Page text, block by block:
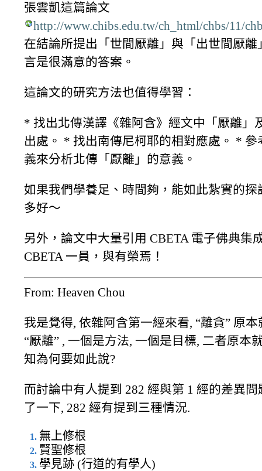
張雲凱這篇論文
http://www.chibs.edu.tw/ch_html/chbs/11/
在結論所提出「世間厭離」與「出世間厭離
言是很滿意的答案。
這論文的研究方法也值得學習：
* 找出北傳漢譯《雜阿含》經文中「厭離」
出處。 * 找出南傳尼柯耶的相對應處。 * 參
義來分析北傳「厭離」的意義。
如果我們學養足、時間夠，能如此紮實的探
多好～
另外，論文中大量引用 CBETA 電子佛典集
CBETA 一員，與有榮焉！
From: Heaven Chou
我是覺得, 依雜阿含第一經來看, “離貪” 原
“厭離” , 一個是方法, 一個是目標, 二者原本
知為何要如此說?
而討論中有人提到 282 經與第 1 經的差異問
了一下, 282 經有提到三種情況.
無上修根
賢聖修根
學見跡 (行道的有學人)